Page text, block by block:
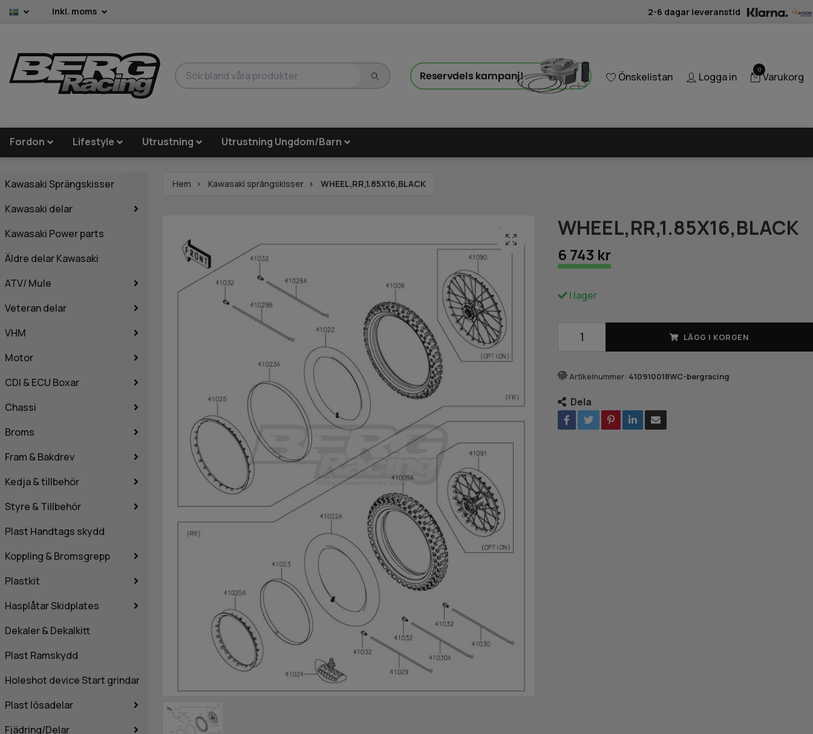
Inkl. moms 2-6 dagar leveranstid
Önskelistan Logga in
0
Varukorg
Fordon Lifestyle Utrustning Utrustning Ungdom/Barn
Kawasaki Sprängskisser
Kawasaki delar
Kawasaki Power parts
Äldre delar Kawasaki
ATV/ Mule
Veteran delar
VHM
Motor
CDI & ECU Boxar
Chassi
Broms
Fram & Bakdrev
Kedja & tillbehör
Styre & Tillbehör
Plast Handtags skydd
Koppling & Bromsgrepp
Plastkit
Hasplåtar Skidplates
Dekaler & Dekalkitt
Plast Ramskydd
Holeshot device Start grindar
Plast lösadelar
Fjädring/Delar
Hem Kawasaki sprängskisser WHEEL,RR,1.85X16,BLACK
WHEEL,RR,1.85X16,BLACK
6 743 kr
I lager
LÄGG I KORGEN
Artikelnummer: 410910018WC-bergracing
Dela